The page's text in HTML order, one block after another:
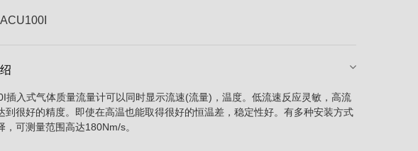
ACU100I
插入式气体质量流量计可以同时显示流速(流量)，温度。低流速反应灵敏，高流
到很好的精度。即使在高温也能取得很好的恒温差，稳定性好。有多种安装方式
，可测量范围高达180Nm/s。